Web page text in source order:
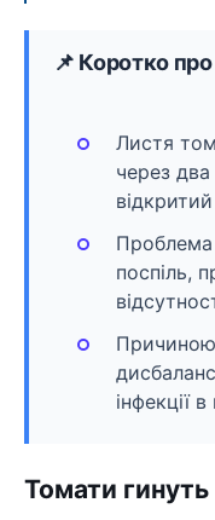
📌 Коротко
Листя
через
Проблема
поспіль,
інфекції в
Томати гинуть